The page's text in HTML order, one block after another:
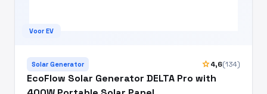
Voor EV
Solar Generator star4,6(134)
EcoFlow Solar Generator DELTA Pro with